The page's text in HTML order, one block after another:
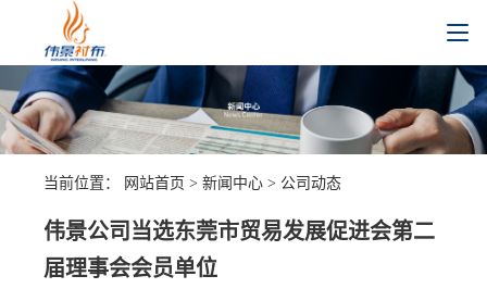
当前位置： 网站首页 > 新闻中心> 公司动态
伟景公司当选东莞市贸易发展促进会第二
届理事会会员单位